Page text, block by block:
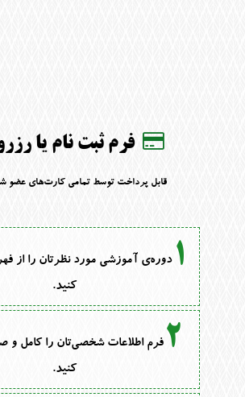
فرم ثبت نام یا
قابل پرداخت توسط تمامی کارت‌های عضو
1 دوره‌ی آموزشی مورد نظرتان را از
کنید.
2 فرم اطلاعات شخصی‌تان‌ را کامل و
کنید.